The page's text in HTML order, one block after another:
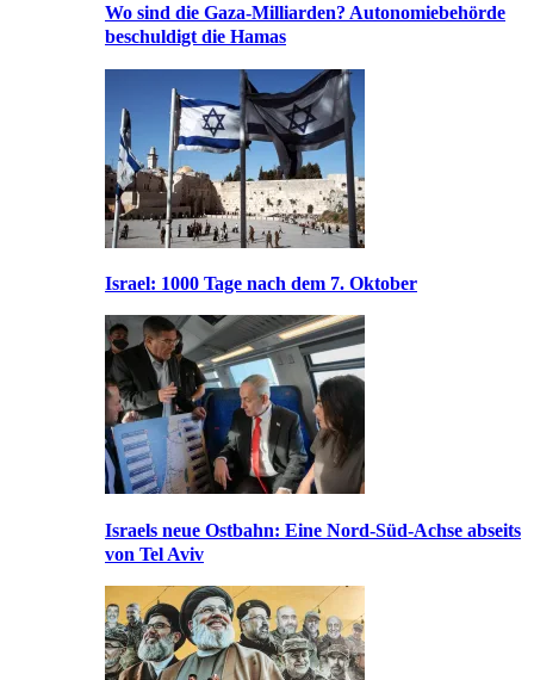
Wo sind die Gaza-Milliarden? Autonomiebehörde
beschuldigt die Hamas
Israel: 1000 Tage nach dem 7. Oktober
Israels neue Ostbahn: Eine Nord-Süd-Achse abseits
von Tel Aviv